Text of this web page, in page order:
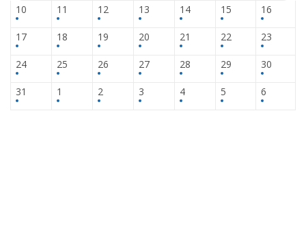
10 11 12 13 14 15 16
17 18 19 20 21 22 23
24 25 26 27 28 29 30
31 1 2 3 4 5 6